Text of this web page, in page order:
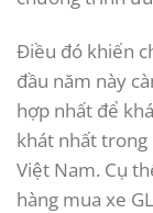
Điều đó khiến
đầu năm này
hợp nhất để
khát nhất trong
Việt Nam. Cụ
hàng mua xe